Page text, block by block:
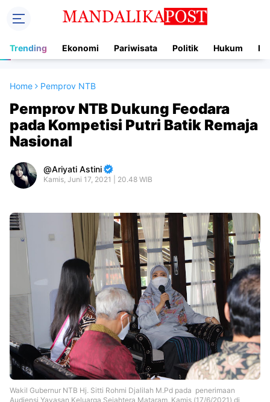
Trending Ekonomi Pariwisata Politik Hukum
Home Pemprov NTB
Pemprov NTB Dukung Feodara
pada Kompetisi Putri Batik Remaja
Nasional
Ariyati Astini
Kamis, Juni 17, 2021 | 20.48 WIB
Wakil Gubernur NTB Hj. Sitti Rohmi Djalilah M.Pd pada penerimaan
Audiensi Yayasan Keluarga Sejahtera Mataram, Kamis (17/6/2021) di